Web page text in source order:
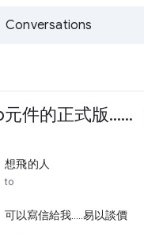
Conversations
件的正式版......
想飛的人
unread,
to
可以寫信給我.....易以談價